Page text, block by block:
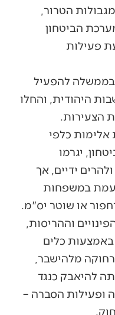
הטרור,
הביטחון
פעילות
בממשלה להפעיל
היהודית, והחלו
הצעירות.
כלפי
יגרמו
ידיים, אך
במשפחות
או שוטר יס"מ.
וההריסות,
כלים
מלהישבר,
להיאבק כנגד
ופעילות הסברה –